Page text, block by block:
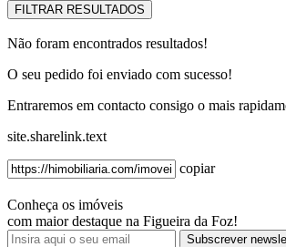
Não foram encontrados resultados!
O seu pedido foi enviado com sucesso!
Entraremos em contacto consigo o mais
site.sharelink.text
copiar
Conheça os imóveis
com maior destaque na Figueira da Foz!
Subscrever